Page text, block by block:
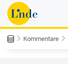
Kommentare